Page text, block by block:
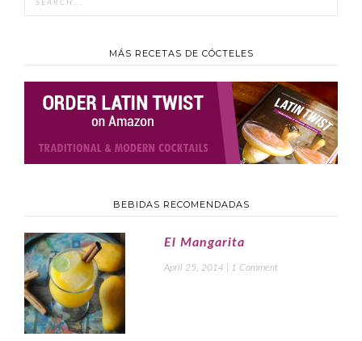
MÁS RECETAS DE CÓCTELES
BEBIDAS RECOMENDADAS
El Mangarita
April 25, 2014 1 Comment